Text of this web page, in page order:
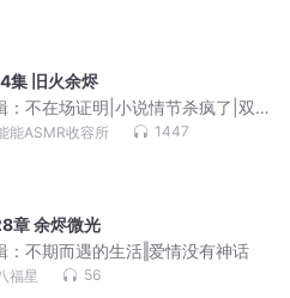
集 旧火余烬
：不在场证明|小说情节杀疯了|双男
能探案|极限反转|全员嫌疑|完结
能ASMR收容所 1447
章 余烬微光
：不期而遇的生活‖爱情没有神话
福星 56